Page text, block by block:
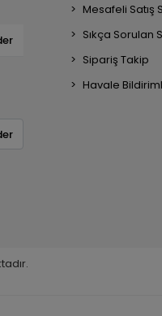
Mesafeli Satış
Sıkça Sorulan
Sipariş Takip
Havale